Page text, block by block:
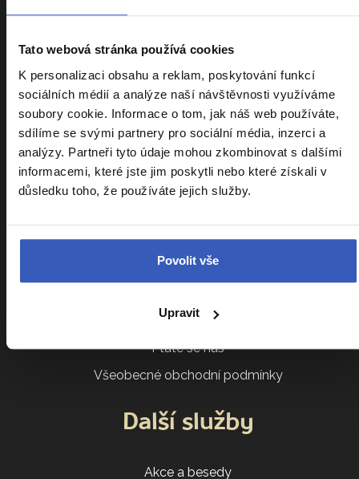
Tato webová stránka používá cookies
K personalizaci obsahu a reklam, poskytování funkcí
sociálních médií a analýze naší návštěvnosti využíváme
soubory cookie. Informace o tom, jak náš web používáte,
sdílíme se svými partnery pro sociální média, inzerci a
analýzy. Partneři tyto údaje mohou zkombinovat s dalšími
informacemi, které jste jim poskytli nebo které získali v
důsledku toho, že používáte jejich služby.
Povolit vše
Upravit
Informace k zájezdům
Cestovní pojištění Kooperativa
Cestovní pojištění Slavia
Kalendář zájezdů
Srovnání zájezdů
Sdílení pokoje
Parkování na letišti
Cestovatelský klub
Ptáte se nás
Všeobecné obchodní podmínky
Další služby
Akce a besedy